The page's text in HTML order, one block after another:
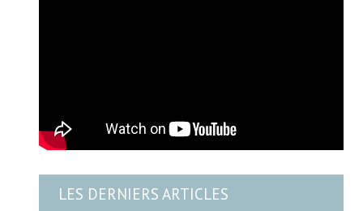
LES DERNIERS ARTICLES